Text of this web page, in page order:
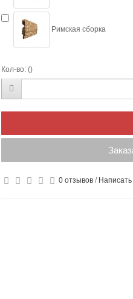
Римская сборка
Кол-во: ()
0 отзывов /